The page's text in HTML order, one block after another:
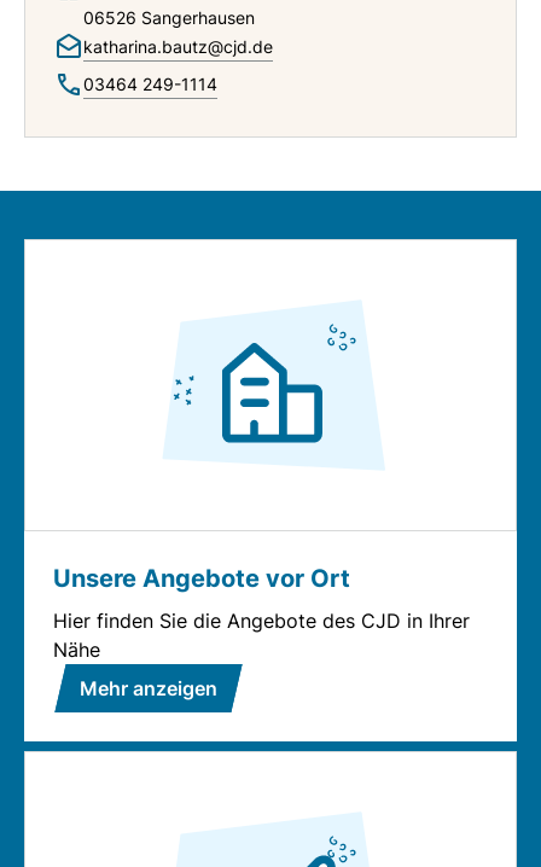
06526 Sangerhausen
katharina.bautz@cjd.de
03464 249-1114
Unsere Angebote vor Ort
Hier finden Sie die Angebote des CJD in Ihrer
Nähe
Mehr anzeigen